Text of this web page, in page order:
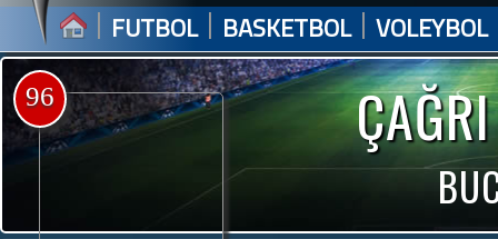
| FUTBOL | BASKETBOL | VOLEYBOL
96